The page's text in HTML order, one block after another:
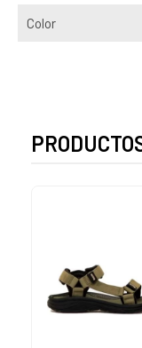
Color